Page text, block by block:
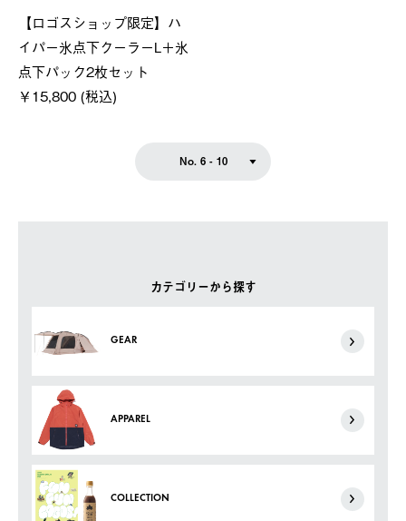
カテゴリーから探す
GEAR
APPAREL
COLLECTION
【ロゴスショップ限定】ハ
イパー氷点下クーラーL＋氷
点下パック2枚セット
￥15,800 (税込)
No. 6 - 10